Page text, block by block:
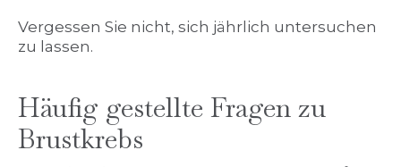
Vergessen Sie nicht, sich jährlich untersuchen
zu lassen.
Häufig gestellte Fragen zu
Brustkrebs